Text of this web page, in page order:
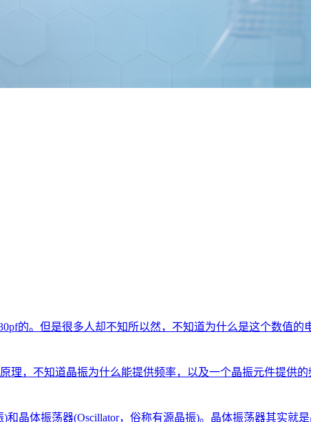
的。但是很多人却不知所以然，不知道为什么是这个数值的
理，不知道晶振为什么能提供频率，以及一个晶振元件提供
和晶体振荡器(Oscillator，俗称有源晶振)。晶体振荡器其实